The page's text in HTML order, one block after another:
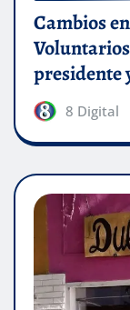
Cambios
presidente
8 Digital